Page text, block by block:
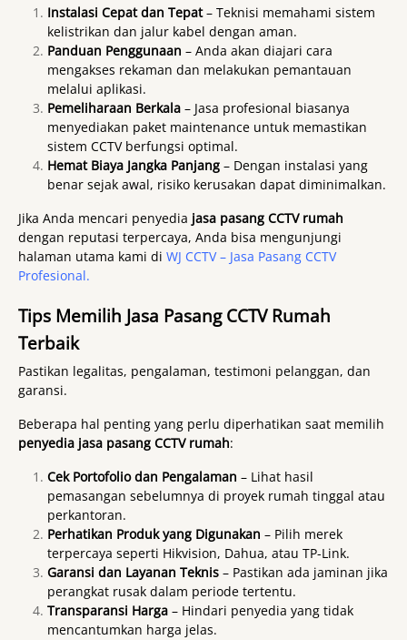
Instalasi Cepat dan Tepat– Teknisi memahami sistem
kelistrikan dan jalur kabel dengan aman.
Panduan Penggunaan – Anda akan diajari cara
mengakses rekaman dan melakukan pemantauan
melalui aplikasi.
Pemeliharaan Berkala – Jasa profesional biasanya
menyediakan paket maintenance untuk memastikan
sistem CCTV berfungsi optimal.
Hemat Biaya Jangka Panjang – Dengan instalasi yang
benar sejak awal, risiko kerusakan dapat diminimalkan.
Jika Anda mencari penyedia jasa pasang CCTV rumah
dengan reputasi terpercaya, Anda bisa mengunjungi
halaman utama kami di WJ CCTV – Jasa Pasang CCTV
Profesional.
Tips Memilih Jasa Pasang CCTV Rumah
Terbaik
Pastikan legalitas, pengalaman, testimoni pelanggan, dan
garansi.
Beberapa hal penting yang perlu diperhatikan saat memilih
penyedia jasa pasang CCTV rumah:
Cek Portofolio dan Pengalaman – Lihat hasil
pemasangan sebelumnya di proyek rumah tinggal atau
perkantoran.
Perhatikan Produk yang Digunakan – Pilih merek
terpercaya seperti Hikvision, Dahua, atau TP-Link.
Garansi dan Layanan Teknis – Pastikan ada jaminan jika
perangkat rusak dalam periode tertentu.
Transparansi Harga – Hindari penyedia yang tidak
mencantumkan harga jelas.